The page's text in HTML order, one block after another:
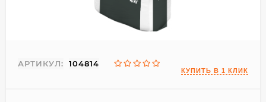
АРТИКУЛ: 104814